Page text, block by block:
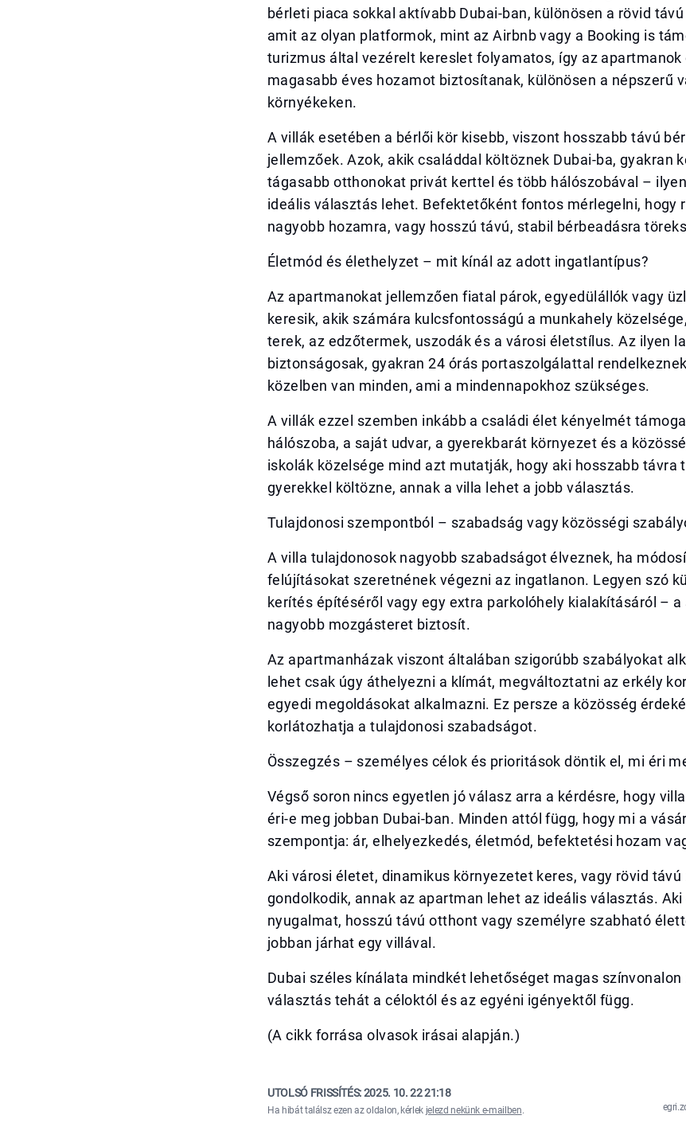
bérleti piaca sokkal aktívabb Dubai-ban, különösen a rövid
amit az olyan platformok, mint az Airbnb vagy a Booking is
turizmus által vezérelt kereslet folyamatos, így az apartmanok
magasabb éves hozamot biztosítanak, különösen a népszerű
környékeken.
A villák esetében a bérlői kör kisebb, viszont hosszabb távú
jellemzőek. Azok, akik családdal költöznek Dubai-ba, gyakran
tágasabb otthonokat privát kerttel és több hálószobával –
ideális választás lehet. Befektetőként fontos mérlegelni, hogy
nagyobb hozamra, vagy hosszú távú, stabil bérbeadásra
Életmód és élethelyzet – mit kínál az adott ingatlantípus?
Az apartmanokat jellemzően fiatal párok, egyedülállók vagy
keresik, akik számára kulcsfontosságú a munkahely
terek, az edzőtermek, uszodák és a városi életstílus. Az ilyen
biztonságosak, gyakran 24 órás portaszolgálattal
közelben van minden, ami a mindennapokhoz szükséges.
A villák ezzel szemben inkább a családi élet kényelmét
hálószoba, a saját udvar, a gyerekbarát környezet és a
iskolák közelsége mind azt mutatják, hogy aki hosszabb távra
gyerekkel költözne, annak a villa lehet a jobb választás.
Tulajdonosi szempontból – szabadság vagy közösségi
A villa tulajdonosok nagyobb szabadságot élveznek, ha
felújításokat szeretnének végezni az ingatlanon. Legyen szó
kerítés építéséről vagy egy extra parkolóhely kialakításáról –
nagyobb mozgásteret biztosít.
Az apartmanházak viszont általában szigorúbb szabályokat
lehet csak úgy áthelyezni a klímát, megváltoztatni az erkély
egyedi megoldásokat alkalmazni. Ez persze a közösség
korlátozhatja a tulajdonosi szabadságot.
Összegzés – személyes célok és prioritások döntik el, mi éri
Végső soron nincs egyetlen jó válasz arra a kérdésre, hogy
éri-e meg jobban Dubai-ban. Minden attól függ, hogy mi a
szempontja: ár, elhelyezkedés, életmód, befektetési hozam
Aki városi életet, dinamikus környezetet keres, vagy rövid
gondolkodik, annak az apartman lehet az ideális választás.
nyugalmat, hosszú távú otthont vagy személyre szabható
jobban járhat egy villával.
Dubai széles kínálata mindkét lehetőséget magas
választás tehát a céloktól és az egyéni igényektől függ.
(A cikk forrása olvasok irásai alapján.)
UTOLSÓ FRISSÍTÉS:2025. 10. 22 21:18
Ha hibát találsz ezen az oldalon, kérlek jelezd nekünk e-mailben.